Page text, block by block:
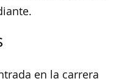
en la carrera